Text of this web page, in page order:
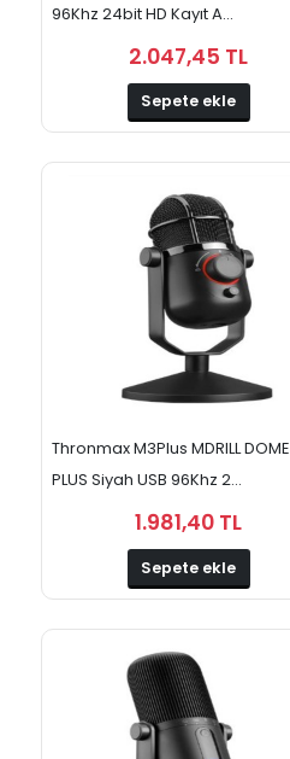
96Khz 24bit HD Kayıt A...
2.047,45 TL
Sepete ekle
Thronmax M3Plus MDRILL DOME
PLUS Siyah USB 96Khz 2...
1.981,40 TL
Sepete ekle